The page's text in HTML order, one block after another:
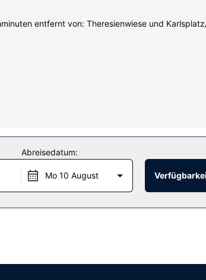
entfernt von: Theresienwiese und
und Haartrockner. Zur Austattung
mit Schwerpunkt auf internationale Küche. Oder
Drink an der Bar/Lounge ausklingen. Gegen
Abreisedatum:
Mo 10 August